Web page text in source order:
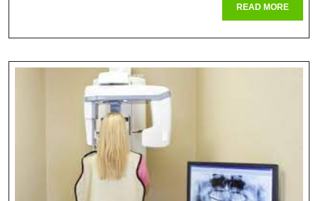
Klimawandel
READ MOREREAD
MORE